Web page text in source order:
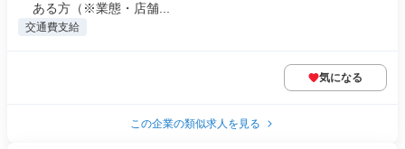
ある方（※業態・店舗...
交通費支給
気になる
この企業の類似求人を見る